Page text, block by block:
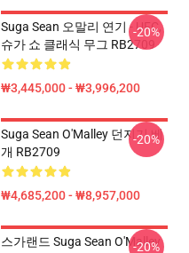
Suga Sean 오말리 연기 - UFC,
슈가 쇼 클래식 무그 RB2709
₩3,445,000 - ₩3,996,200
-20%
Suga Sean O'Malley 던지기 베
개 RB2709
₩4,685,200 - ₩8,957,000
-20%
스가랜드 Suga Sean O'Malley
-20%